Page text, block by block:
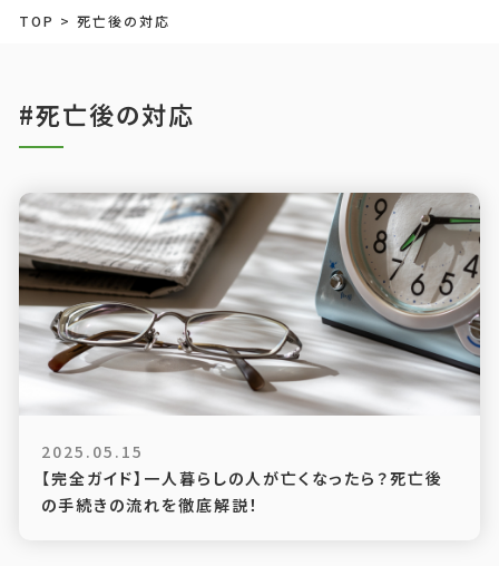
TOP > 死亡後の対応
#死亡後の対応
2025.05.15
【完全ガイド】一人暮らしの人が亡くなったら？死亡後
の手続きの流れを徹底解説！